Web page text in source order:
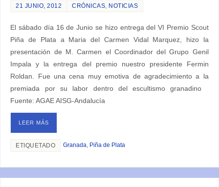
21 JUNIO, 2012 CRÓNICAS, NOTICIAS
El sábado día 16 de Junio se hizo entrega del VI Premio Scout
Piña de Plata a Maria del Carmen Vidal Marquez, hizo la
presentación de M. Carmen el Coordinador del Grupo Genil
Impala y la entrega del premio nuestro presidente Fermin
Roldan. Fue una cena muy emotiva de agradecimiento a la
premiada por su labor dentro del escultismo granadino
Fuente: AGAE AISG-Andalucía
LEER MÁS
ETIQUETADO Granada, Piña de Plata